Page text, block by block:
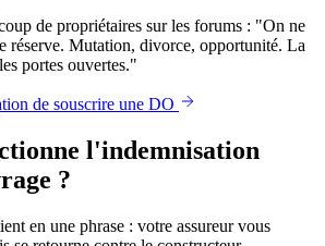
de propriétaires sur les forums : "On ne
réserve. Mutation, divorce, opportunité. La
portes ouvertes."
de souscrire une DO
l'indemnisation
?
en une phrase : votre assureur vous